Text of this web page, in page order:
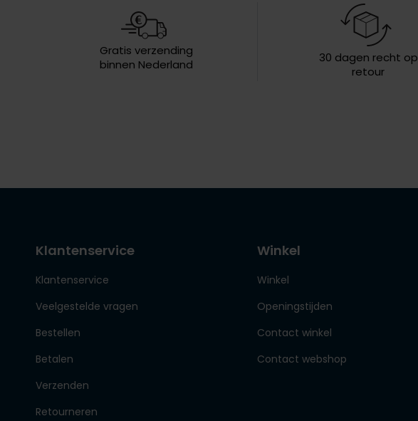
Gratis verzending
binnen Nederland
30 dagen recht op
retour
Klantenservice
Klantenservice
Veelgestelde vragen
Bestellen
Betalen
Verzenden
Retourneren
Winkel
Winkel
Openingstijden
Contact winkel
Contact webshop